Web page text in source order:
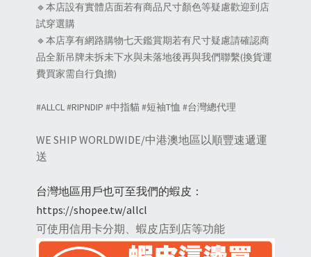
🔹本店設有實體店面若有商品尺寸顏色等疑慮歡迎到店
試穿選購
🔹本店享有網路購物七天鑑賞期若有尺寸疑慮請確認商
品全新吊牌未拆未下水與未落地後再與我們聯繫(換貨運
費買家需自行負擔)
#ALLCL #RIPNDIP #中指貓 #短袖T恤 #台灣總代理
WE SHIP WORLDWIDE/中港澳地區以順豐速遞運
送
台灣地區用戶也可至我們的蝦皮：
https://shopee.tw/allcl
可使用信用卡分期、蝦皮店到店等功能